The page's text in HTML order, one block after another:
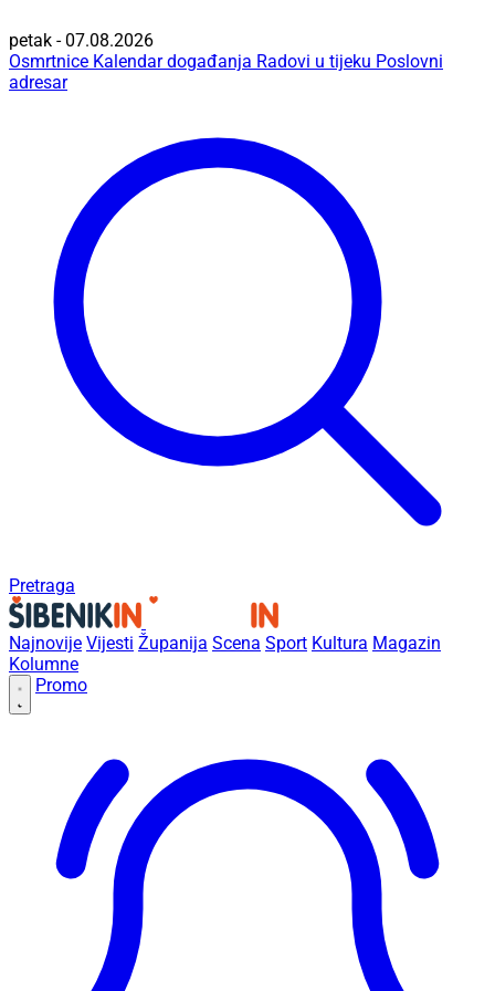
petak - 07.08.2026
Osmrtnice Kalendar događanja Radovi u tijeku Poslovni
adresar
Pretraga
Najnovije Vijesti Županija Scena Sport Kultura Magazin
Kolumne
Promo